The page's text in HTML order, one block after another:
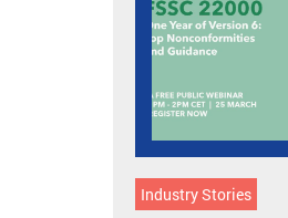
Industry Stories